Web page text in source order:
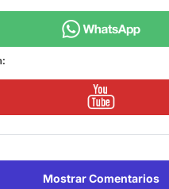
Mostrar Comentarios